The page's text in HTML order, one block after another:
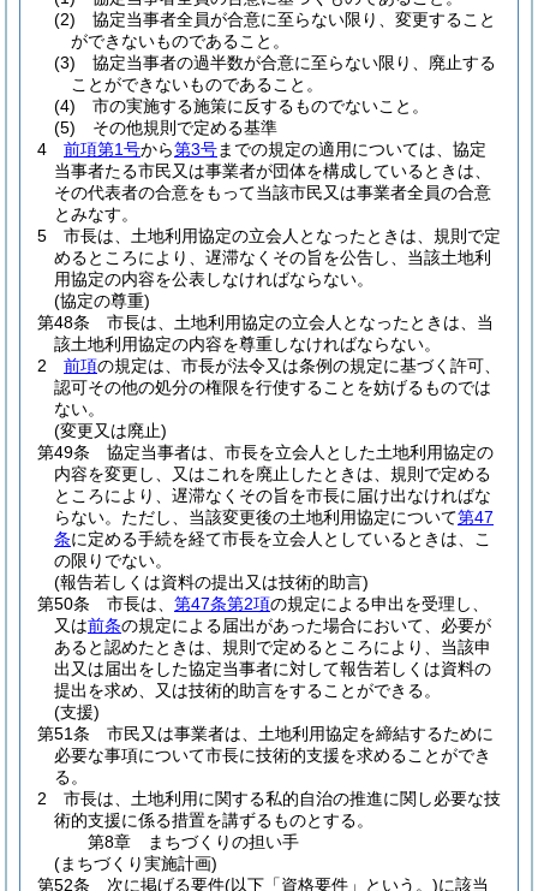
(2)
協定当事者全員が合意に至らない限り、変更すること
ができないものであること。
(3)
協定当事者の過半数が合意に至らない限り、廃止する
ことができないものであること。
(4)
市の実施する施策に反するものでないこと。
(5)
その他規則で定める基準
4
前項第1号から第3号までの規定の適用については、協定
当事者たる市民又は事業者が団体を構成しているときは、
その代表者の合意をもって当該市民又は事業者全員の合意
とみなす。
5
市長は、土地利用協定の立会人となったときは、規則で定
めるところにより、遅滞なくその旨を公告し、当該土地利
用協定の内容を公表しなければならない。
(協定の尊重)
第48条
市長は、土地利用協定の立会人となったときは、当
該土地利用協定の内容を尊重しなければならない。
2
前項の規定は、市長が法令又は条例の規定に基づく許可、
認可その他の処分の権限を行使することを妨げるものでは
ない。
(変更又は廃止)
第49条
協定当事者は、市長を立会人とした土地利用協定の
内容を変更し、又はこれを廃止したときは、規則で定める
ところにより、遅滞なくその旨を市長に届け出なければな
らない。 ただし、当該変更後の土地利用協定について第47
条に定める手続を経て市長を立会人としているときは、こ
の限りでない。
(報告若しくは資料の提出又は技術的助言)
第50条
市長は、 第47条第2項の規定による申出を受理し、
又は前条の規定による届出があった場合において、必要が
あると認めたときは、規則で定めるところにより、当該申
出又は届出をした協定当事者に対して報告若しくは資料の
提出を求め、又は技術的助言をすることができる。
(支援)
第51条
市民又は事業者は、土地利用協定を締結するために
必要な事項について市長に技術的支援を求めることができ
る。
2
市長は、土地利用に関する私的自治の推進に関し必要な技
術的支援に係る措置を講ずるものとする。
第8章
まちづくりの担い手
(まちづくり実施計画)
第52条
次に掲げる要件(以下「資格要件」という。)に該当